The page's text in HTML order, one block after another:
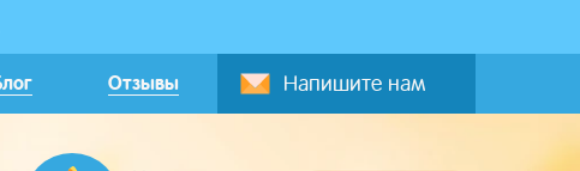
Отзывы Напишите нам